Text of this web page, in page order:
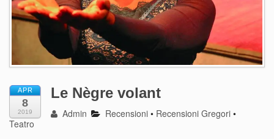
APR
8
2019
Le Nègre volant
Admin Recensioni • Recensioni Gregori •
Teatro